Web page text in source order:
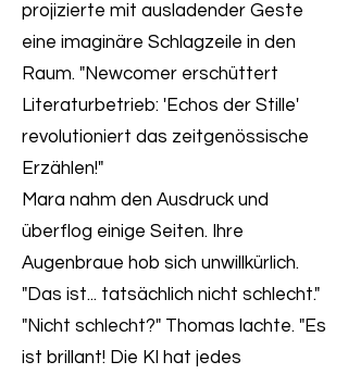
projizierte mit ausladender Geste
eine imaginäre Schlagzeile in den
Raum. "Newcomer erschüttert
Literaturbetrieb: 'Echos der Stille'
revolutioniert das zeitgenössische
Erzählen!"
Mara nahm den Ausdruck und
überflog einige Seiten. Ihre
Augenbraue hob sich unwillkürlich.
"Das ist... tatsächlich nicht schlecht."
"Nicht schlecht?" Thomas lachte. "Es
ist brillant! Die KI hat jedes